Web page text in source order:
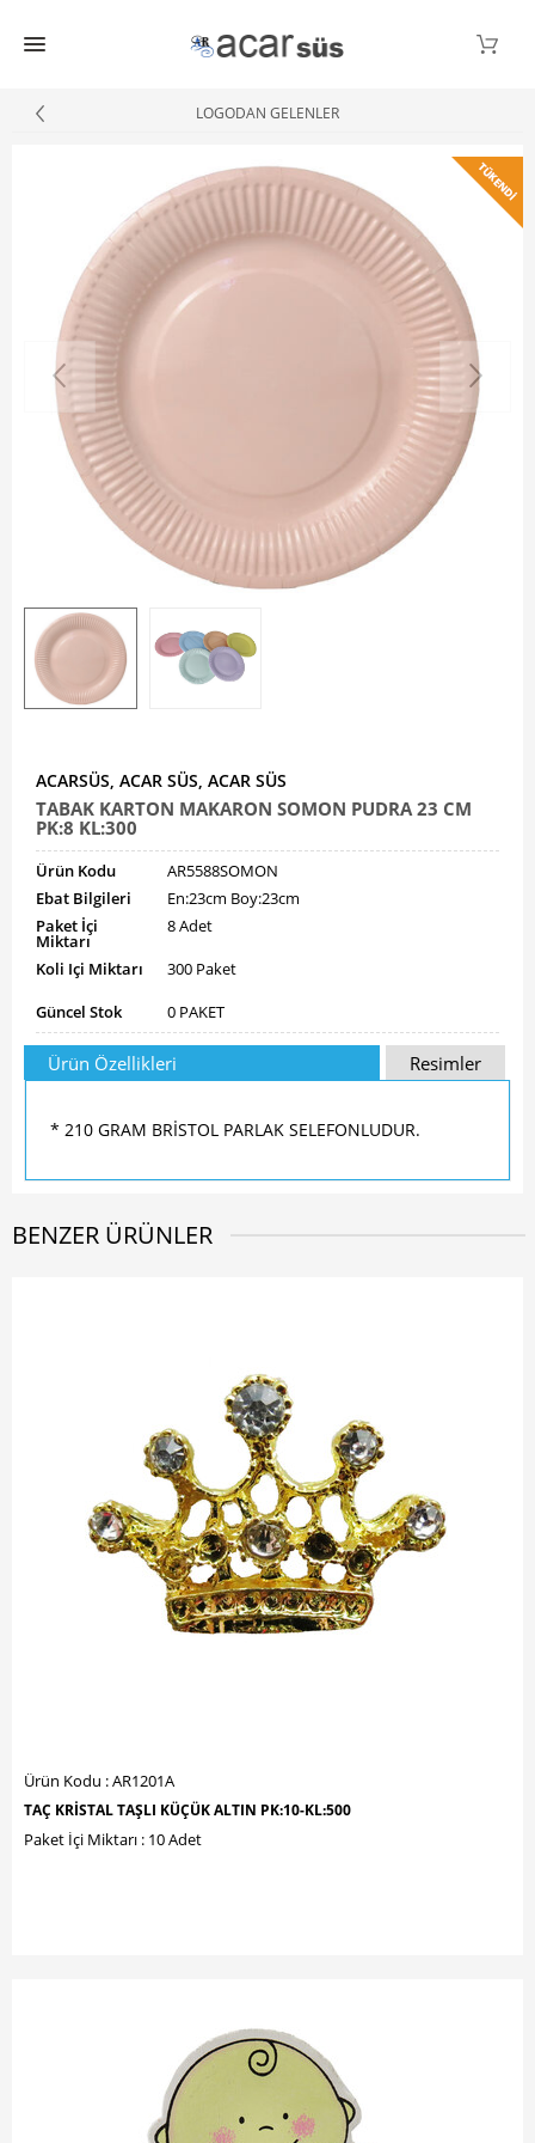
LOGODAN GELENLER
ACARSÜS, ACAR SÜS, ACAR SÜS
TABAK KARTON MAKARON SOMON PUDRA 23 CM
PK:8 KL:300
Ürün Kodu
AR5588SOMON
Ebat Bilgileri
En:23cm Boy:23cm
Paket İçi
Miktarı
8 Adet
Koli Içi Miktarı
300 Paket
Güncel Stok
0 PAKET
Ürün Özellikleri Resimler
* 210 GRAM BRİSTOL PARLAK SELEFONLUDUR.
BENZER ÜRÜNLER
Ürün Kodu : AR1201A
TAÇ KRİSTAL TAŞLI KÜÇÜK ALTIN PK:10-KL:500
Paket İçi Miktarı : 10 Adet